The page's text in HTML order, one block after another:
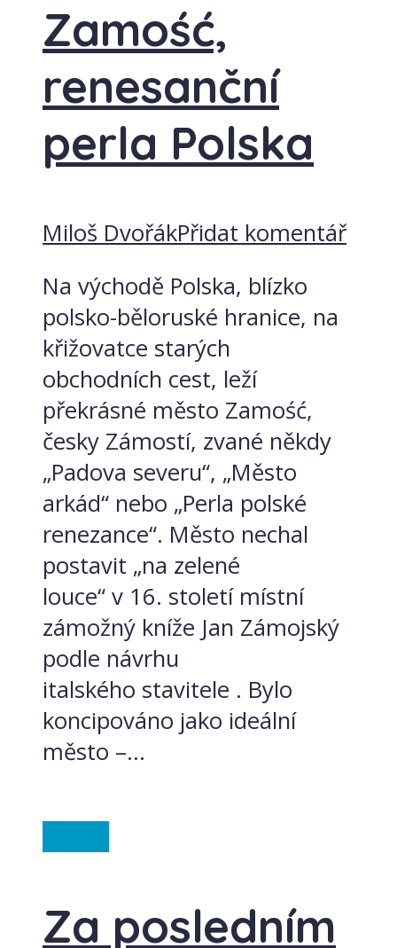
Zamość,
renesanční
perla Polska
Miloš DvořákPřidat komentář
Na východě Polska, blízko
polsko-běloruské hranice, na
křižovatce starých
obchodních cest, leží
překrásné město Zamość,
česky Zámostí, zvané někdy
„Padova severu“, „Město
arkád“ nebo „Perla polské
renezance“. Město nechal
postavit „na zelené
louce“ v 16. století místní
zámožný kníže Jan Zámojský
podle návrhu
italského stavitele . Bylo
koncipováno jako ideální
město –...
Za posledním